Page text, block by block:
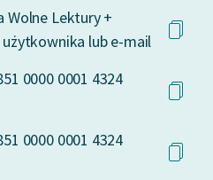
Wolne Lektury +
lub e-mail
0000 0001 4324
0000 0001 4324